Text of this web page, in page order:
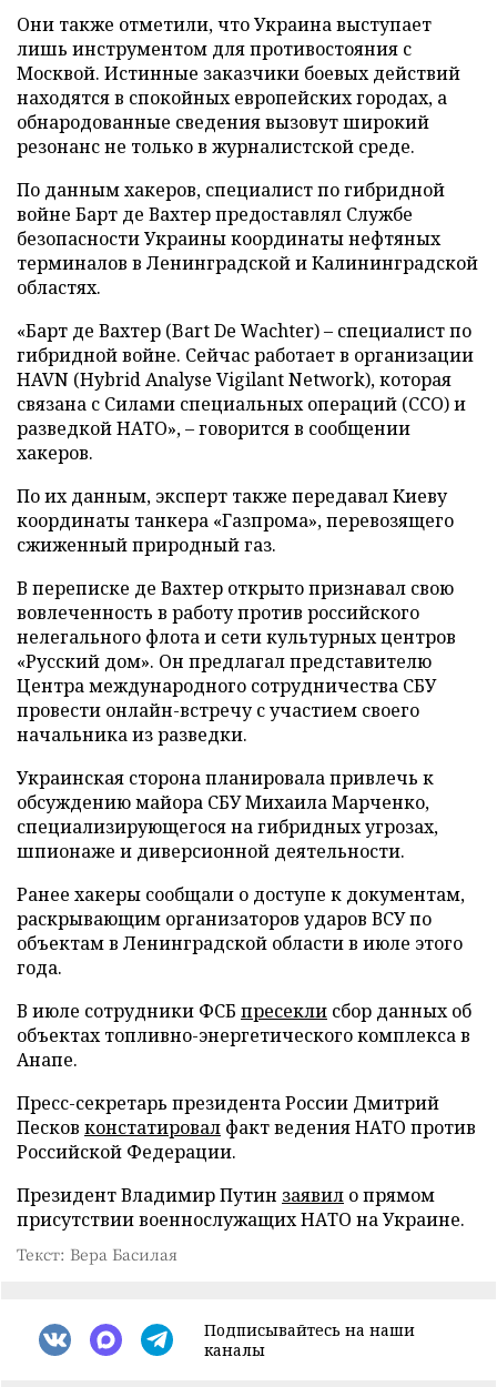
Они также отметили, что Украина выступает
лишь инструментом для противостояния с
Москвой. Истинные заказчики боевых действий
находятся в спокойных европейских городах, а
обнародованные сведения вызовут широкий
резонанс не только в журналистской среде.
По данным хакеров, специалист по гибридной
войне Барт де Вахтер предоставлял Службе
безопасности Украины координаты нефтяных
терминалов в Ленинградской и Калининградской
областях.
«Барт де Вахтер (Bart De Wachter) – специалист по
гибридной войне. Сейчас работает в организации
HAVN (Hybrid Analyse Vigilant Network), которая
связана с Силами специальных операций (ССО) и
разведкой НАТО», – говорится в сообщении
хакеров.
По их данным, эксперт также передавал Киеву
координаты танкера «Газпрома», перевозящего
сжиженный природный газ.
В переписке де Вахтер открыто признавал свою
вовлеченность в работу против российского
нелегального флота и сети культурных центров
«Русский дом». Он предлагал представителю
Центра международного сотрудничества СБУ
провести онлайн-встречу с участием своего
начальника из разведки.
Украинская сторона планировала привлечь к
обсуждению майора СБУ Михаила Марченко,
специализирующегося на гибридных угрозах,
шпионаже и диверсионной деятельности.
Ранее хакеры сообщали о доступе к документам,
раскрывающим организаторов ударов ВСУ по
объектам в Ленинградской области в июле этого
года.
В июле сотрудники ФСБ пресекли сбор данных об
объектах топливно-энергетического комплекса в
Анапе.
Пресс-секретарь президента России Дмитрий
Песков констатировал факт ведения НАТО против
Российской Федерации.
Президент Владимир Путин заявил о прямом
присутствии военнослужащих НАТО на Украине.
Текст: Вера Басилая
Подписывайтесь на наши
каналы